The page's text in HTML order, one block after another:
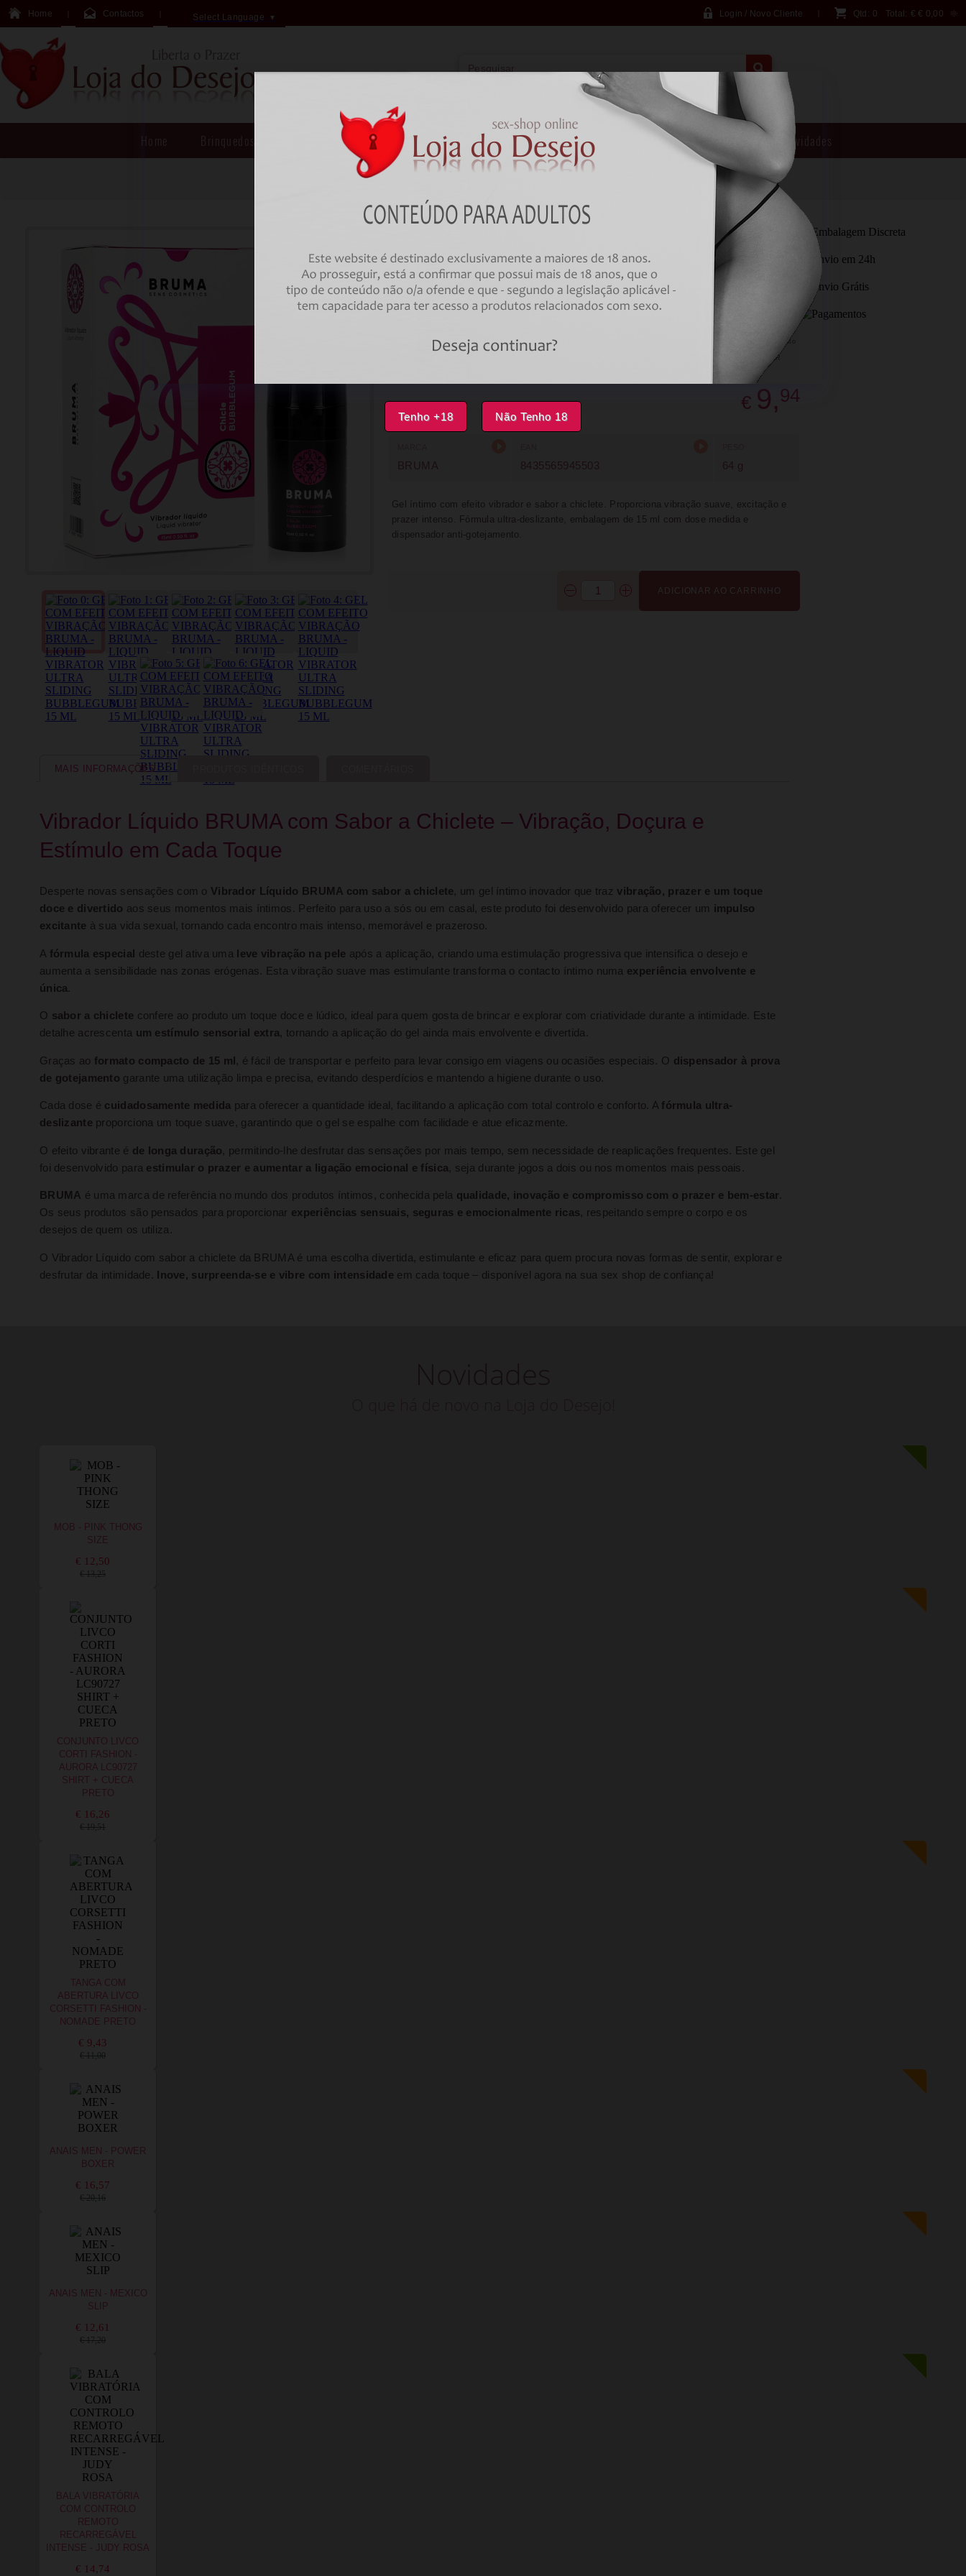
Tenho +18 Não Tenho 18
Home Contactos Select Language ▼ Login / Novo Cliente Qtd: 0 Total: € € 0,00
PESQUISA AVANÇADA
Home Brinquedos Sexuais Vibradores Lingerie Farmácia Brincadeiras Novidades
HOME
GEL COM EFEITO VIBRAÇÃO BRUMA - LIQUID
VIBRATOR ULTRA SLIDING BUBBLEGUM 15 ML
Código:00032009
SUGERIR
€ 9, 94
BRUMA 8435565945503 64 g
Gel íntimo com efeito vibrador e sabor a chiclete. Proporciona vibração suave, excitação e
prazer intenso. Fórmula ultra-deslizante, embalagem de 15 ml com dose medida e
dispensador anti-gotejamento.
ADICIONAR AO CARRINHO
MAIS INFORMAÇÕES
Vibrador Líquido BRUMA com Sabor a Chiclete – Vibração, Doçura e
Estímulo em Cada Toque
Desperte novas sensações com o Vibrador Líquido BRUMA com sabor a chiclete, um gel íntimo inovador que traz vibração, prazer e um toque
doce e divertido aos seus momentos mais íntimos. Perfeito para uso a sós ou em casal, este produto foi desenvolvido para oferecer um impulso
excitante à sua vida sexual, tornando cada encontro mais intenso, memorável e prazeroso.
A fórmula especial deste gel ativa uma leve vibração na pele após a aplicação, criando uma estimulação progressiva que intensifica o desejo e
aumenta a sensibilidade nas zonas erógenas. Esta vibração suave mas estimulante transforma o contacto íntimo numa experiência envolvente e
única
O sabor a chiclete confere ao produto um toque doce e lúdico, ideal para quem gosta de brincar e explorar com criatividade durante a intimidade. Este
detalhe acrescenta um estímulo sensorial extra, tornando a aplicação do gel ainda mais envolvente e divertida.
Graças ao formato compacto de 15 ml, é fácil de transportar e perfeito para levar consigo em viagens ou ocasiões especiais. O dispensador à prova
de gotejamento garante uma utilização limpa e precisa, evitando desperdícios e mantendo a higiene durante o uso.
Cada dose é cuidadosamente medida para oferecer a quantidade ideal, facilitando a aplicação com total controlo e conforto. A fórmula ultra-
deslizante proporciona um toque suave, garantindo que o gel se espalhe com facilidade e atue eficazmente.
O efeito vibrante é de longa duração, permitindo-lhe desfrutar das sensações por mais tempo, sem necessidade de reaplicações frequentes. Este gel
foi desenvolvido para estimular o prazer e aumentar a ligação emocional e física, seja durante jogos a dois ou nos momentos mais pessoais.
BRUMA é uma marca de referência no mundo dos produtos íntimos, conhecida pela qualidade, inovação e compromisso com o prazer e bem-estar
Os seus produtos são pensados para proporcionar experiências sensuais, seguras e emocionalmente ricas, respeitando sempre o corpo e os
desejos de quem os utiliza.
O Vibrador Líquido com sabor a chiclete da BRUMA é uma escolha divertida, estimulante e eficaz para quem procura novas formas de sentir, explorar e
desfrutar da intimidade. Inove, surpreenda-se e vibre com intensidade em cada toque – disponível agora na sua sex shop de confiança!
MOB - PINK THONG
SIZE
€ 12,50
€ 13,25
CONJUNTO LIVCO
CORTI FASHION -
AURORA LC90727
SHIRT + CUECA
PRETO
€ 16,26
€ 19,51
TANGA COM
ABERTURA LIVCO
CORSETTI FASHION -
NOMADE PRETO
€ 9,43
€ 11,00
ANAIS MEN - POWER
BOXER
€ 16,57
€ 20,16
ANAIS MEN - MEXICO
SLIP
€ 12,61
€ 17,20
BALA VIBRATÓRIA
COM CONTROLO
REMOTO
RECARREGÁVEL
INTENSE - JUDY ROSA
€ 14,74